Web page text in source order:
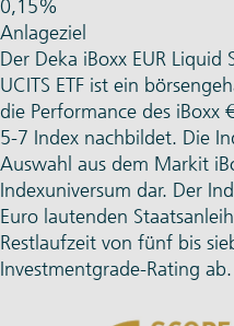
0,15%
Anlageziel
Der Deka iBoxx EUR
UCITS ETF ist ein
die Performance des iBoxx
5-7 Index nachbildet. Die
Auswahl aus dem Markit
Indexuniversum dar. Der
Euro lautenden
Restlaufzeit von fünf bis
Investmentgrade-Rating ab.